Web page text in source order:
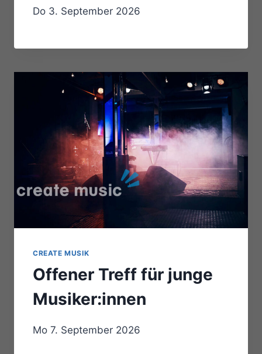
Do 3. September 2026
CREATE MUSIK
Offener Treff für junge
Musiker:innen
Mo 7. September 2026